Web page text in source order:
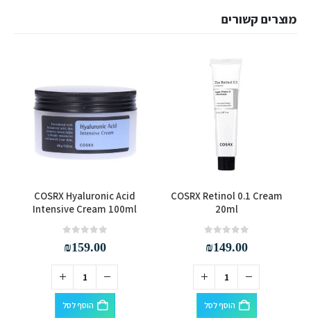
מוצרים קשורים
COSRX Retinol 0.1 Cream
20ml
₪149.00
הוסף לסל
COSRX Hyaluronic Acid
Intensive Cream 100ml
₪159.00
הוסף לסל